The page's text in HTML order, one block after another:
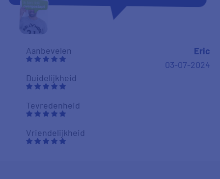
Aanbevelen
Duidelijkheid
Tevredenheid
Vriendelijkheid
Eric
03-07-2024